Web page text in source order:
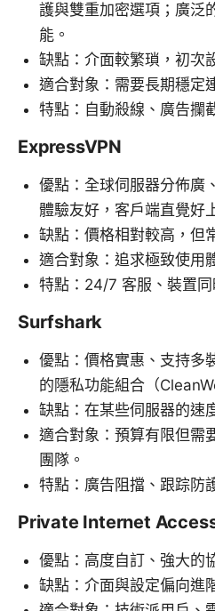
護與雙重加密選項；廣泛
能。
缺點：介面較繁瑣，初次
適合對象：需要長期穩定
特點：自動殺線、廣告攔
ExpressVPN
優點：全球伺服器分佈廣
體驗友好，客戶端直覺好
缺點：價格相對較高，但
適合對象：追求極致使用
特點：24/7 客服、裝置同
Surfshark
優點：價格實惠、支持多
的隱私功能組合（
缺點：在某些伺服器的速
適合對象：預算有限但需
團隊。
特點：廣告阻擋、跟踪防
Private Internet
優點：高度自訂、強大的
缺點：介面與設定偏向進